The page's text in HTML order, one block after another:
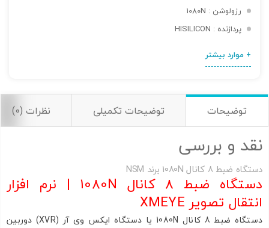
رزولوشن : 1080N
پردازنده : HISILICON
+ موارد بیشتر
توضیحات توضیحات تکمیلی نظرات (0)
نقد و بررسی
دستگاه ضبط 8 کانال 1080N برند NSM
دستگاه ضبط 8 کانال 1080N | نرم افزار
انتقال تصویر XMEYE
دستگاه ضبط 8 کانال 1080N یا دستگاه ایکس وی آر (XVR) دوربین
اشتراک گذاری در شبکه های اجتماعی
تصاویر رسمی